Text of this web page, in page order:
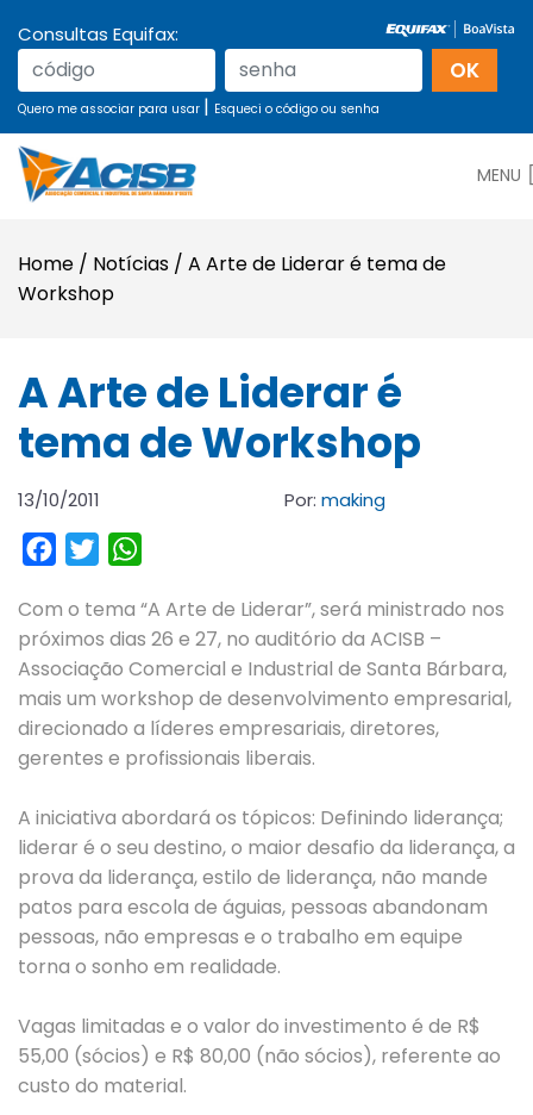
Consultas Equifax:
Quero me associar para usar | Esqueci o código ou senha
MENU
Home / Notícias / A Arte de Liderar é tema de
Workshop
A Arte de Liderar é
tema de Workshop
13/10/2011 Por: making
Facebook
Twitter
Com o tema “A Arte de Liderar”, será ministrado nos
próximos dias 26 e 27, no auditório da ACISB –
Associação Comercial e Industrial de Santa Bárbara,
mais um workshop de desenvolvimento empresarial,
direcionado a líderes empresariais, diretores,
gerentes e profissionais liberais.
A iniciativa abordará os tópicos: Definindo liderança;
liderar é o seu destino, o maior desafio da liderança, a
prova da liderança, estilo de liderança, não mande
patos para escola de águias, pessoas abandonam
pessoas, não empresas e o trabalho em equipe
torna o sonho em realidade.
Vagas limitadas e o valor do investimento é de R$
55,00 (sócios) e R$ 80,00 (não sócios), referente ao
custo do material.